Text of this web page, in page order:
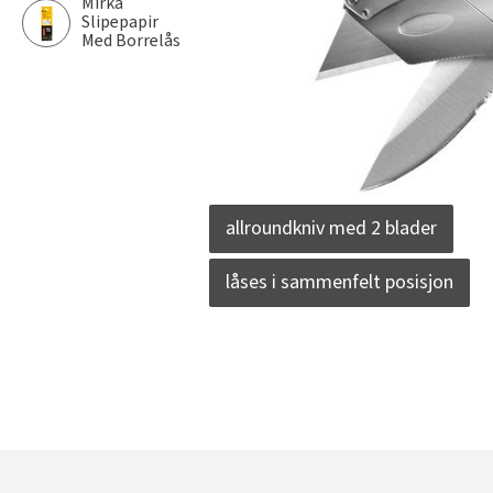
Slipepapir
Med Borrelås
allroundkniv med 2 blader
låses i sammenfelt posisjon